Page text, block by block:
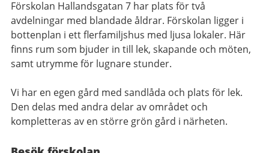
Förskolan Hallandsgatan 7 har plats för två
avdelningar med blandade åldrar. Förskolan ligger i
bottenplan i ett flerfamiljshus med ljusa lokaler. Här
finns rum som bjuder in till lek, skapande och möten,
samt utrymme för lugnare stunder.
Vi har en egen gård med sandlåda och plats för lek.
Den delas med andra delar av området och
kompletteras av en större grön gård i närheten.